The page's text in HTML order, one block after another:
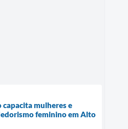
mulheres e
feminino em Alto